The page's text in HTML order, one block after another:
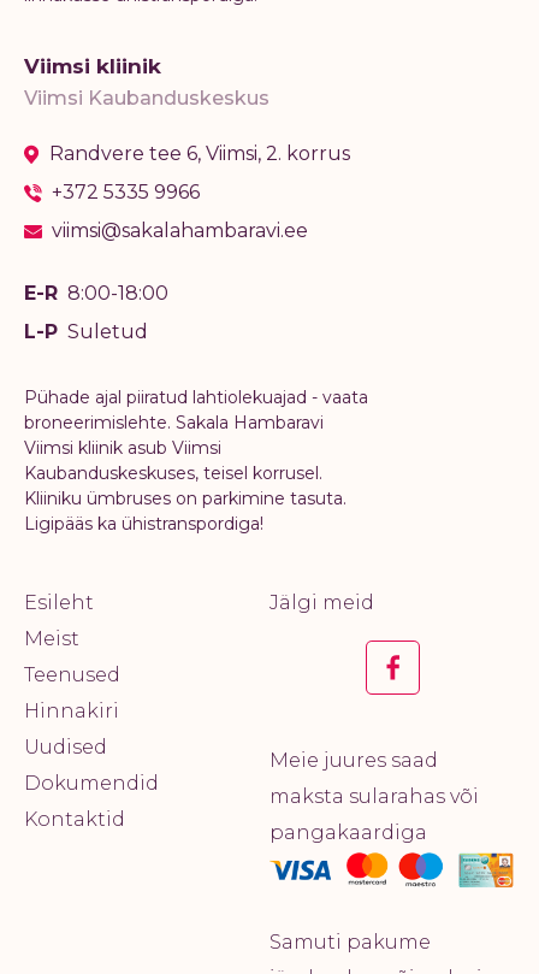
Viimsi kliinik
Viimsi Kaubanduskeskus
Randvere tee 6, Viimsi, 2. korrus
+372 5335 9966
viimsi@sakalahambaravi.ee
E-R 8:00-18:00
L-P Suletud
Pühade ajal piiratud lahtiolekuajad - vaata
broneerimislehte. Sakala Hambaravi
Viimsi kliinik asub Viimsi
Kaubanduskeskuses, teisel korrusel.
Kliiniku ümbruses on parkimine tasuta.
Ligipääs ka ühistranspordiga!
Esileht
Meist
Teenused
Hinnakiri
Uudised
Dokumendid
Kontaktid
Jälgi meid
Meie juures saad
maksta sularahas või
pangakaardiga
Samuti pakume